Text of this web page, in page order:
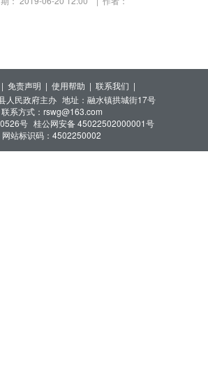
免责声明 | 使用帮助 | 联系我们 |
人民政府主办 地址：融水镇拱城街17号
联系方式：rswg@163.com
号 桂公网安备 45022502000001号
网站标识码：4502250002